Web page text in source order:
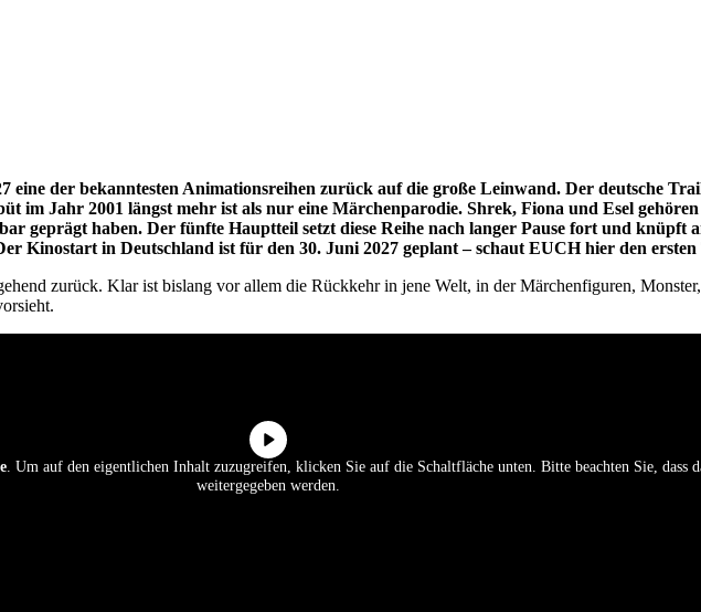
der bekanntesten Animationsreihen zurück auf die große Leinwand. Der deutsche
im Jahr 2001 längst mehr ist als nur eine Märchenparodie. Shrek, Fiona und Esel
geprägt haben. Der fünfte Hauptteil setzt diese Reihe nach langer Pause fort und knüpft
Kinostart in Deutschland ist für den 30. Juni 2027 geplant – schaut EUCH hier den
zurück. Klar ist bislang vor allem die Rückkehr in jene Welt, in der Märchenfiguren,
. Um auf den eigentlichen Inhalt zuzugreifen, klicken Sie auf die Schaltfläche unten. Bitte beachten Sie, dass
weitergegeben werden.